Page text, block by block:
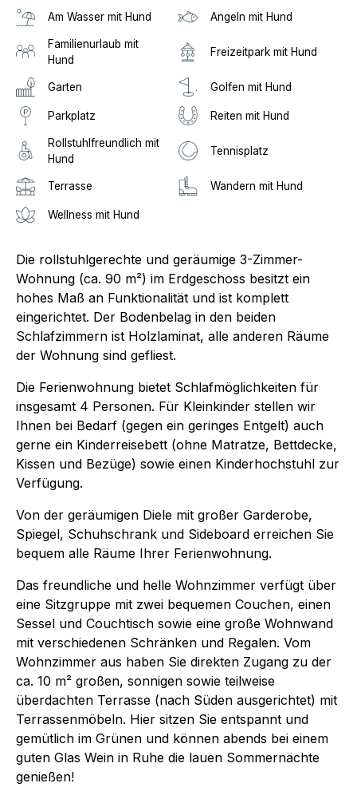
Am Wasser mit Hund Angeln mit Hund
Familienurlaub mit
Hund
Freizeitpark mit Hund
Garten Golfen mit Hund
Parkplatz Reiten mit Hund
Rollstuhlfreundlich mit
Hund
Tennisplatz
Terrasse Wandern mit Hund
Wellness mit Hund
Die rollstuhlgerechte und geräumige 3-Zimmer-
Wohnung (ca. 90 m²) im Erdgeschoss besitzt ein
hohes Maß an Funktionalität und ist komplett
eingerichtet. Der Bodenbelag in den beiden
Schlafzimmern ist Holzlaminat, alle anderen Räume
der Wohnung sind gefliest.
Die Ferienwohnung bietet Schlafmöglichkeiten für
insgesamt 4 Personen. Für Kleinkinder stellen wir
Ihnen bei Bedarf (gegen ein geringes Entgelt) auch
gerne ein Kinderreisebett (ohne Matratze, Bettdecke,
Kissen und Bezüge) sowie einen Kinderhochstuhl zur
Verfügung.
Von der geräumigen Diele mit großer Garderobe,
Spiegel, Schuhschrank und Sideboard erreichen Sie
bequem alle Räume Ihrer Ferienwohnung.
Das freundliche und helle Wohnzimmer verfügt über
eine Sitzgruppe mit zwei bequemen Couchen, einen
Sessel und Couchtisch sowie eine große Wohnwand
mit verschiedenen Schränken und Regalen. Vom
Wohnzimmer aus haben Sie direkten Zugang zu der
ca. 10 m² großen, sonnigen sowie teilweise
überdachten Terrasse (nach Süden ausgerichtet) mit
Terrassenmöbeln. Hier sitzen Sie entspannt und
gemütlich im Grünen und können abends bei einem
guten Glas Wein in Ruhe die lauen Sommernächte
genießen!